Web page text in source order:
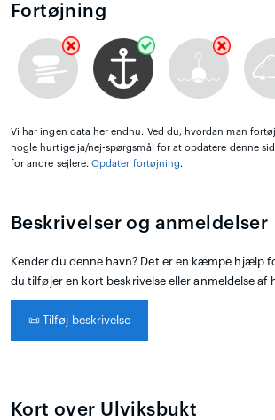
Fortøjning
Vi har ingen data her endnu. Ved du, hvordan man
nogle hurtige ja/nej-spørgsmål for at opdatere denne
for andre sejlere.Opdater fortøjning.
Beskrivelser og anmeldelser
Kender du denne havn? Det er en kæmpe hjælp
du tilføjer en kort beskrivelse eller anmeldelse af
📜 Tilføj beskrivelse
Kort over Ulviksbukt